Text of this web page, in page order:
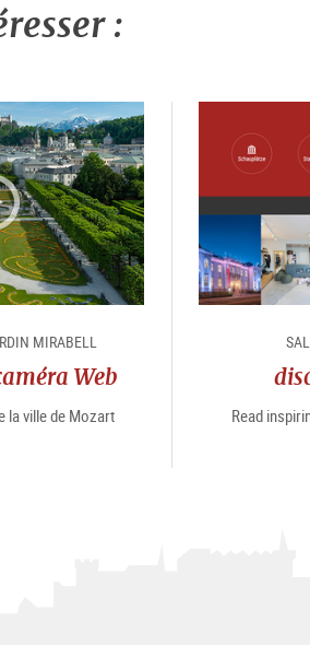
:
MIRABELL
Web
la ville de Mozart
Read